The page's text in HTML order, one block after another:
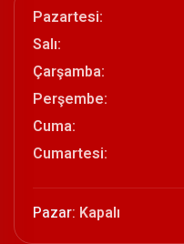
Pazartesi:
Salı:
Çarşamba:
Perşembe:
Cuma:
Cumartesi:
Pazar: Kapalı